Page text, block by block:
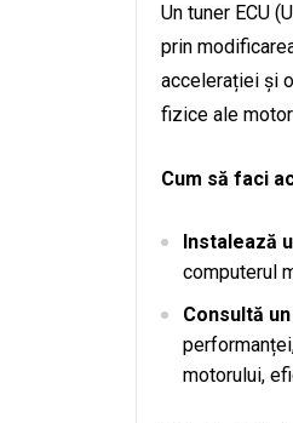
Un tuner ECU
prin
accelerației și
fizice ale
Cum să faci
Instalează
computerul
Consultă
motorului,